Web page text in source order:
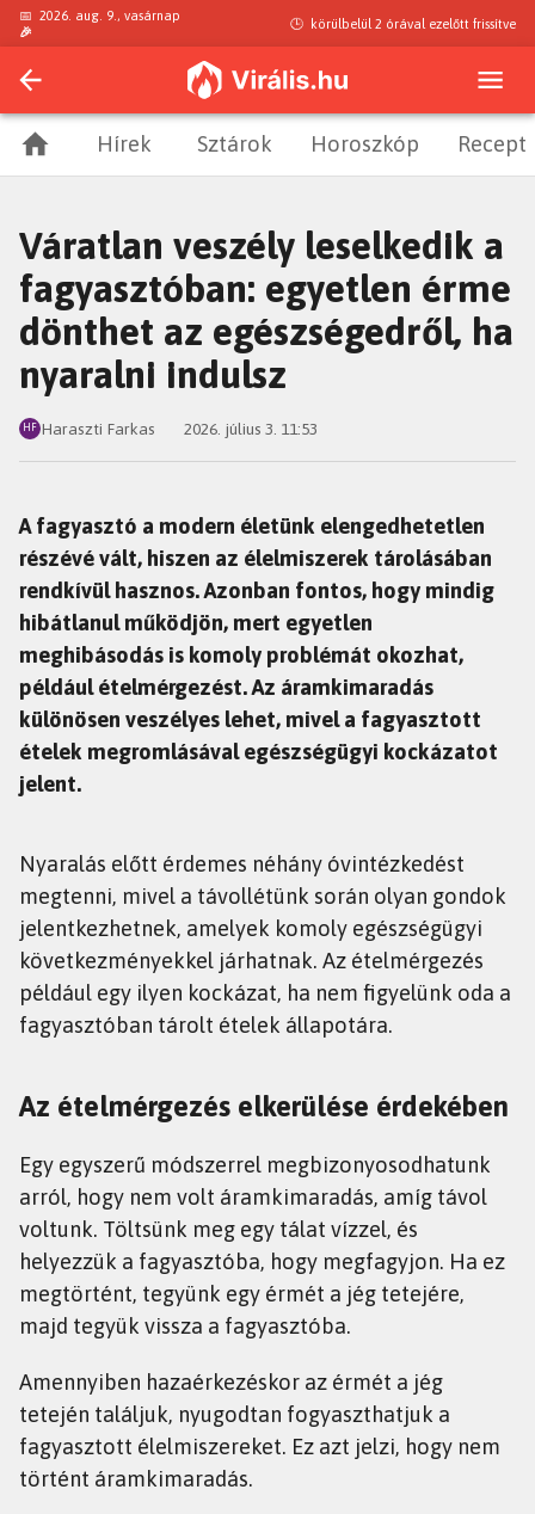
📅 2026. aug. 9., vasárnap
🎉
🕒 körülbelül 2 órával ezelőtt frissítve
Hírek Sztárok Horoszkóp Recept
Váratlan veszély leselkedik a
fagyasztóban: egyetlen érme
dönthet az egészségedről, ha
nyaralni indulsz
HF Haraszti Farkas 2026. július 3. 11:53
A fagyasztó a modern életünk elengedhetetlen
részévé vált, hiszen az élelmiszerek tárolásában
rendkívül hasznos. Azonban fontos, hogy mindig
hibátlanul működjön, mert egyetlen
meghibásodás is komoly problémát okozhat,
például ételmérgezést. Az áramkimaradás
különösen veszélyes lehet, mivel a fagyasztott
ételek megromlásával egészségügyi kockázatot
jelent.
Nyaralás előtt érdemes néhány óvintézkedést
megtenni, mivel a távollétünk során olyan gondok
jelentkezhetnek, amelyek komoly egészségügyi
következményekkel járhatnak. Az ételmérgezés
például egy ilyen kockázat, ha nem figyelünk oda a
fagyasztóban tárolt ételek állapotára.
Az ételmérgezés elkerülése érdekében
Egy egyszerű módszerrel megbizonyosodhatunk
arról, hogy nem volt áramkimaradás, amíg távol
voltunk. Töltsünk meg egy tálat vízzel, és
helyezzük a fagyasztóba, hogy megfagyjon. Ha ez
megtörtént, tegyünk egy érmét a jég tetejére,
majd tegyük vissza a fagyasztóba.
Amennyiben hazaérkezéskor az érmét a jég
tetején találjuk, nyugodtan fogyaszthatjuk a
fagyasztott élelmiszereket. Ez azt jelzi, hogy nem
történt áramkimaradás.